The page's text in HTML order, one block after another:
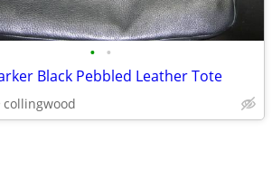
• •
Black Pebbled Leather Tote
collingwood